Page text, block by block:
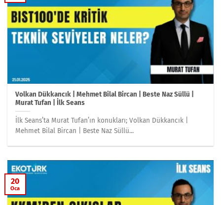
Volkan Dükkancık | Mehmet Bilal Bircan | Beste Naz Süllü |
Murat Tufan | İlk Seans
İlk Seans’ta Murat Tufan’ın konukları; Volkan Dükkancık |
Mehmet Bilal Bircan | Beste Naz Süllü...
20
Oca